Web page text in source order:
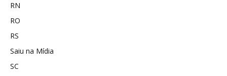
RN
RO
RS
Saiu na Mídia
SC